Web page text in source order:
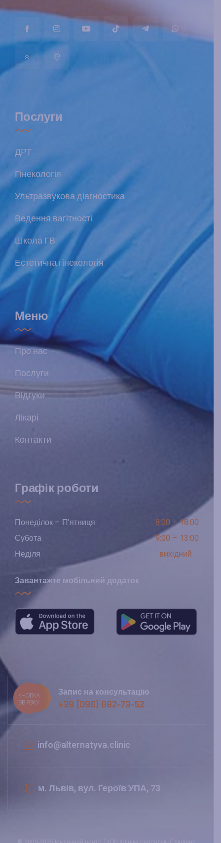
Послуги
ДРТ
Гінекологія
Ультразвукова діагностика
Ведення вагітності
Школа ГВ
Естетична гінекологія
Меню
Про нас
Послуги
Відгуки
Лікарі
Контакти
Графік роботи
Понеділок – П’ятниця
8:00 – 18:00
Субота
9:00 – 13:00
Неділя
вихідний
Завантажте мобільний додаток
Запис на консультацію
+38 (096) 682-73-52
info@alternatyva.clinic
м. Львів, вул. Героїв УПА, 73
КНОПКА
ЗВ'ЯЗКУ